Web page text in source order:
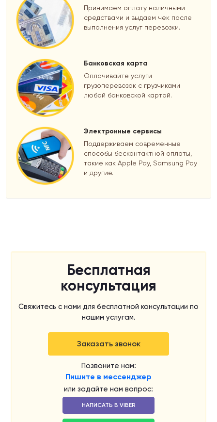
Принимаем оплату наличными
средствами и выдаем чек после
выполнения услуг перевозки.
Банковская карта
Оплачивайте услуги
грузоперевозок с грузчиками
любой банковской картой.
Электронные сервисы
Поддерживаем современные
способы бесконтактной оплаты,
такие как Apple Pay, Samsung Pay
и другие.
Бесплатная
консультация
Свяжитесь с нами для бесплатной консультации по
нашим услугам.
Заказать звонок
Позвоните нам:
Пишите в мессенджер
или задайте нам вопрос:
НАПИСАТЬ В VIBER